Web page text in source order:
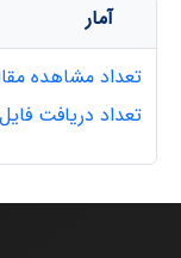
آمار
تعداد مشاهده
تعداد دریافت